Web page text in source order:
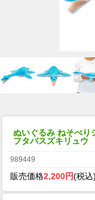
ぬいぐるみ ねそべり
フタバスズキリュウ
989449
販売価格2,200円(税込)